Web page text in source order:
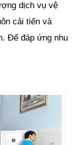
dịch vụ vệ
cải tiến và
Để đáp ứng nhu